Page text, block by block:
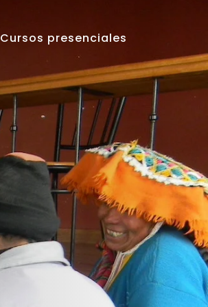
Cursos presenciales